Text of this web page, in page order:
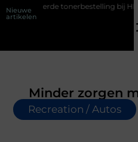
Nieuwe
artikelen
tonerbestelling bij HP printers
Minder zorgen
Recreation / Autos